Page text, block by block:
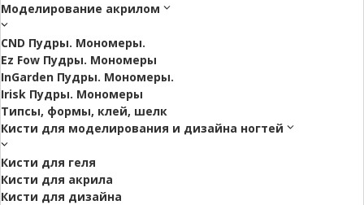
Моделирование акрилом
CND Пудры. Мономеры.
Ez Fow Пудры. Мономеры
InGarden Пудры. Мономеры.
Irisk Пудры. Мономеры
Типсы, формы, клей, шелк
Кисти для моделирования и дизайна ногтей
Кисти для геля
Кисти для акрила
Кисти для дизайна